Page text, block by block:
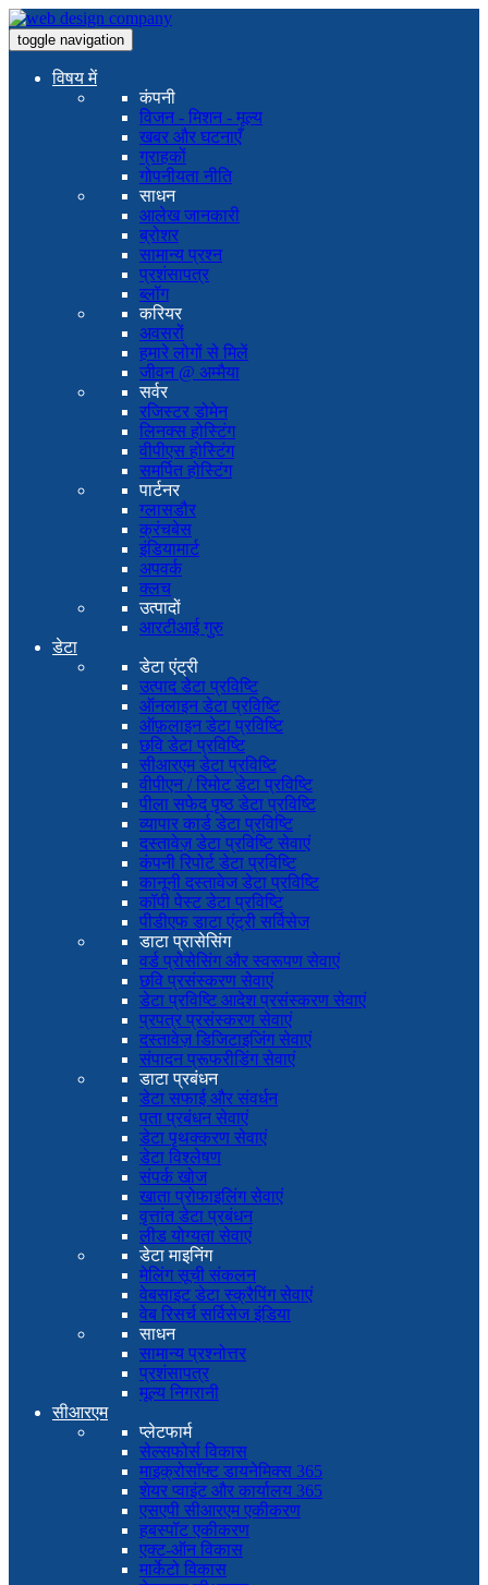
toggle navigation
विषय में
कंपनी
विजन - मिशन - मूल्य
खबर और घटनाएँ
ग्राहकों
गोपनीयता नीति
साधन
आलेख जानकारी
ब्रोशर
सामान्य प्रश्न
प्रशंसापत्र
ब्लॉग
करियर
अवसरों
हमारे लोगों से मिलें
जीवन @ अम्मैया
सर्वर
रजिस्टर डोमेन
लिनक्स होस्टिंग
वीपीएस होस्टिंग
समर्पित होस्टिंग
पार्टनर
ग्लासडौर
क्रंचबेस
इंडियामार्ट
अपवर्क
क्लच
उत्पादों
आरटीआई गुरु
डेटा
डेटा एंट्री
उत्पाद डेटा प्रविष्टि
ऑनलाइन डेटा प्रविष्टि
ऑफ़लाइन डेटा प्रविष्टि
छवि डेटा प्रविष्टि
सीआरएम डेटा प्रविष्टि
वीपीएन / रिमोट डेटा प्रविष्टि
पीला सफेद पृष्ठ डेटा प्रविष्टि
व्यापार कार्ड डेटा प्रविष्टि
दस्तावेज़ डेटा प्रविष्टि सेवाएं
कंपनी रिपोर्ट डेटा प्रविष्टि
कानूनी दस्तावेज डेटा प्रविष्टि
कॉपी पेस्ट डेटा प्रविष्टि
पीडीएफ डाटा एंट्री सर्विसेज
डाटा प्रासेसिंग
वर्ड प्रोसेसिंग और स्वरूपण सेवाएं
छवि प्रसंस्करण सेवाएं
डेटा प्रविष्टि आदेश प्रसंस्करण सेवाएं
प्रपत्र प्रसंस्करण सेवाएं
दस्तावेज़ डिजिटाइजिंग सेवाएं
संपादन प्रूफरीडिंग सेवाएं
डाटा प्रबंधन
डेटा सफाई और संवर्धन
पता प्रबंधन सेवाएं
डेटा पृथक्करण सेवाएं
डेटा विश्लेषण
संपर्क खोज
खाता प्रोफाइलिंग सेवाएं
वृत्तांत डेटा प्रबंधन
लीड योग्यता सेवाएं
डेटा माइनिंग
मेलिंग सूची संकलन
वेबसाइट डेटा स्क्रैपिंग सेवाएं
वेब रिसर्च सर्विसेज इंडिया
साधन
सामान्य प्रश्नोत्तर
प्रशंसापत्र
मूल्य निगरानी
सीआरएम
प्लेटफार्म
सेल्सफोर्स विकास
माइक्रोसॉफ्ट डायनेमिक्स 365
शेयर प्वाइंट और कार्यालय 365
एसएपी सीआरएम एकीकरण
हबस्पॉट एकीकरण
एक्ट-ऑन विकास
मार्केटो विकास